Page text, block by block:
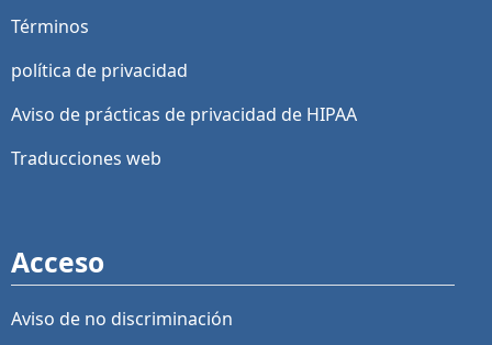
Términos
política de privacidad
Aviso de prácticas de privacidad de HIPAA
Traducciones web
Acceso
Aviso de no discriminación